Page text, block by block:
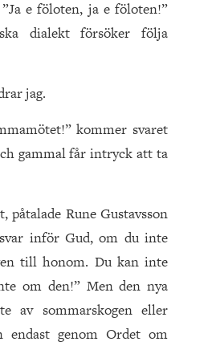
e föloten, ja e föloten!”
dialekt försöker följa
jag.
kommer svaret
gammal får intryck att ta
påtalade Rune Gustavsson
inför Gud, om du inte
till honom. Du kan inte
om den!” Men den nya
av sommarskogen eller
endast genom Ordet om